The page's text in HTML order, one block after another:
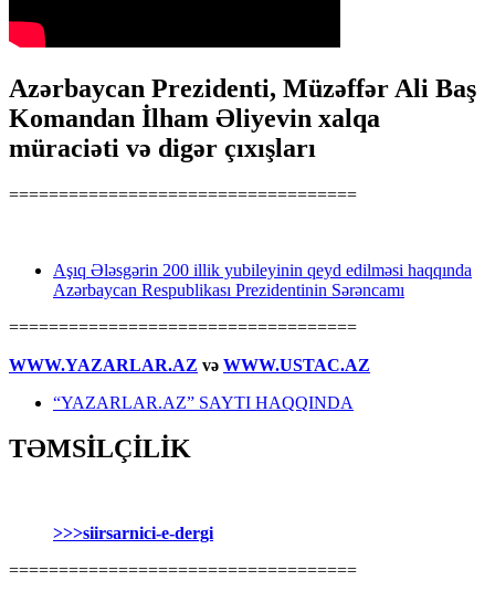
Azərbaycan Prezidenti, Müzəffər Ali Baş
Komandan İlham Əliyevin xalqa
müraciəti və digər çıxışları
===================================
Aşıq Ələsgərin 200 illik yubileyinin qeyd edilməsi haqqında
Azərbaycan Respublikası Prezidentinin Sərəncamı
===================================
WWW.YAZARLAR.AZ və WWW.USTAC.AZ
“YAZARLAR.AZ” SAYTI HAQQINDA
TƏMSİLÇİLİK
>>>siirsarnici-e-dergi
===================================